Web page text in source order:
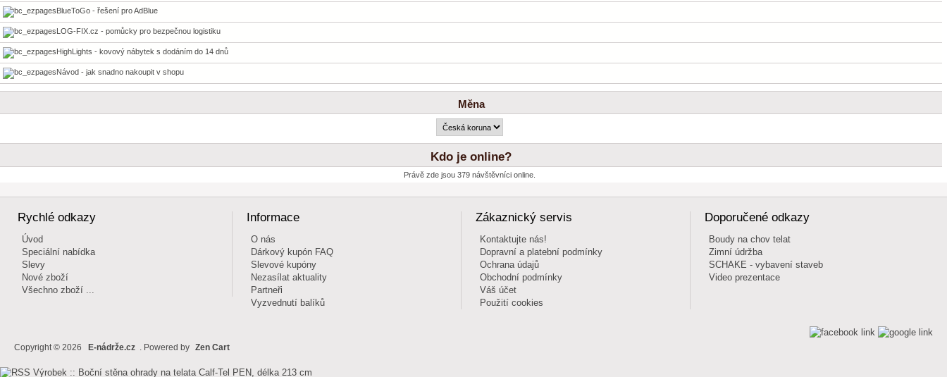
BlueToGo - řešení pro AdBlue
LOG-FIX.cz - pomůcky pro bezpečnou logistiku
HighLights - kovový nábytek s dodáním do 14 dnů
Návod - jak snadno nakoupit v shopu
Měna
Kdo je online?
Právě zde jsou 379 návštěvníci online.
Rychlé odkazy
Úvod
Speciální nabídka
Slevy
Nové zboží
Všechno zboží ...
Informace
O nás
Dárkový kupón FAQ
Slevové kupóny
Nezasílat aktuality
Partneři
Vyzvednutí balíků
Zákaznický servis
Kontaktujte nás!
Dopravní a platební podmínky
Ochrana údajů
Obchodní podmínky
Váš účet
Použití cookies
Doporučené odkazy
Boudy na chov telat
Zimní údržba
SCHAKE - vybavení staveb
Video prezentace
Copyright © 2026 E-nádrže.cz . Powered by Zen Cart